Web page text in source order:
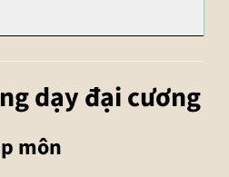
dạy đại cương
môn